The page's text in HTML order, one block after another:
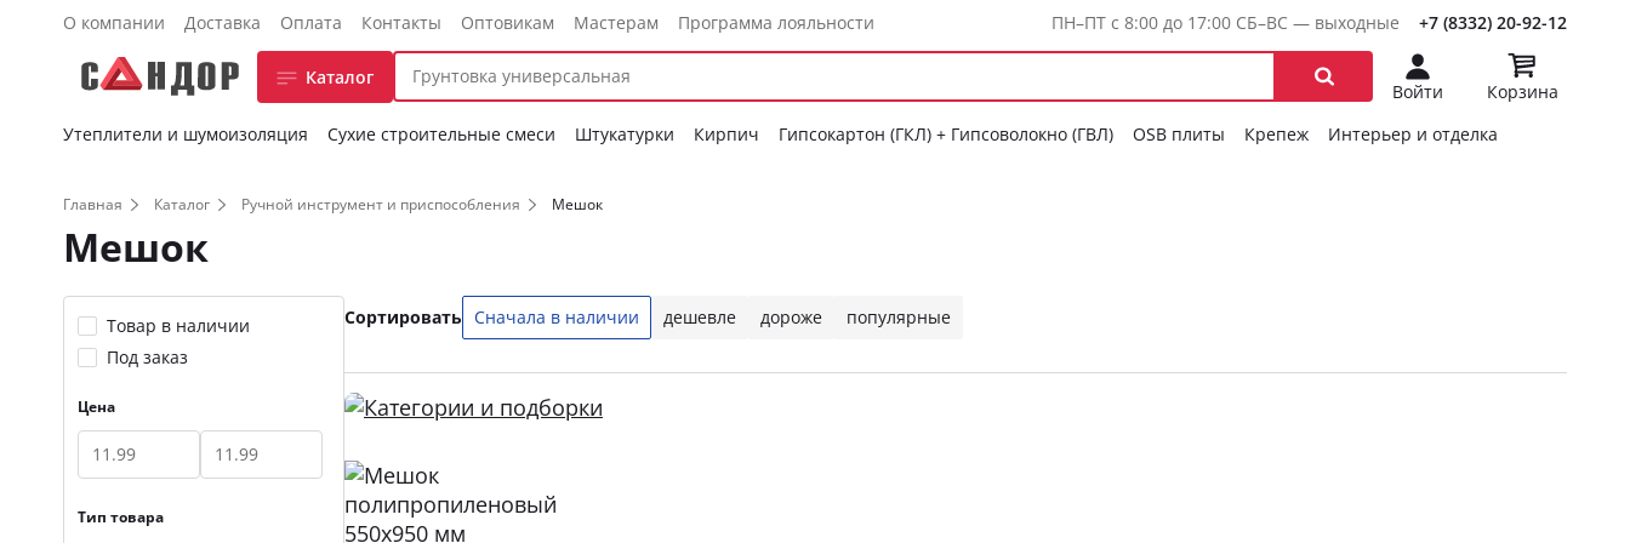
О компании Доставка Оплата Контакты Оптовикам Мастерам Программа лояльности ПН–ПТ с 8:00 до 17:00 СБ–ВС — выходные +7 (8332) 20-92-12
Каталог
Войти
Корзина
Утеплители и шумоизоляция
Сухие строительные смеси Штукатурки Кирпич Гипсокартон (ГКЛ) + Гипсоволокно (ГВЛ) OSB плиты Крепеж Интерьер и отделка
Главная Каталог Ручной инструмент и приспособления Мешок
Мешок
Товар в наличии
Под заказ
Цена
Тип товара
Сортировать Сначала в наличии дешевле дороже популярные